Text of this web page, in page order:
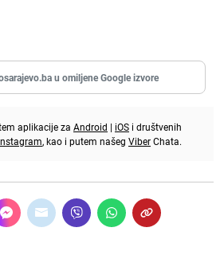
u omiljene Google izvore
aplikacije za Android | iOS i društvenih
, kao i putem našeg ViberChata.